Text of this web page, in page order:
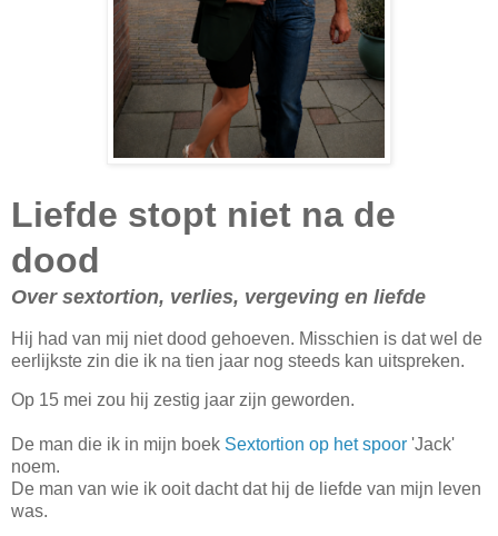
Liefde stopt niet na de
dood
Over sextortion, verlies, vergeving en liefde
Hij had van mij niet dood gehoeven. Misschien is dat wel de
eerlijkste zin die ik na tien jaar nog steeds kan uitspreken.
Op 15 mei zou hij zestig jaar zijn geworden.
De man die ik in mijn boek Sextortion op het spoor 'Jack'
noem.
De man van wie ik ooit dacht dat hij de liefde van mijn leven
was.